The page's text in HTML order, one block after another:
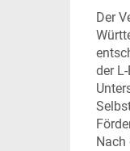
Der
der
Nach